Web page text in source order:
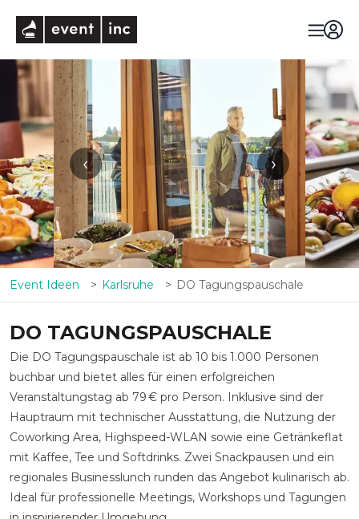
‹ ›
Event Ideen Karlsruhe DO Tagungspauschale
DO TAGUNGSPAUSCHALE
Die DO Tagungspauschale ist ab 10 bis 1.000 Personen
buchbar und bietet alles für einen erfolgreichen
Veranstaltungstag ab 79 € pro Person. Inklusive sind der
Hauptraum mit technischer Ausstattung, die Nutzung der
Coworking Area, Highspeed-WLAN sowie eine Getränkeflat
mit Kaffee, Tee und Softdrinks. Zwei Snackpausen und ein
regionales Businesslunch runden das Angebot kulinarisch ab.
Ideal für professionelle Meetings, Workshops und Tagungen